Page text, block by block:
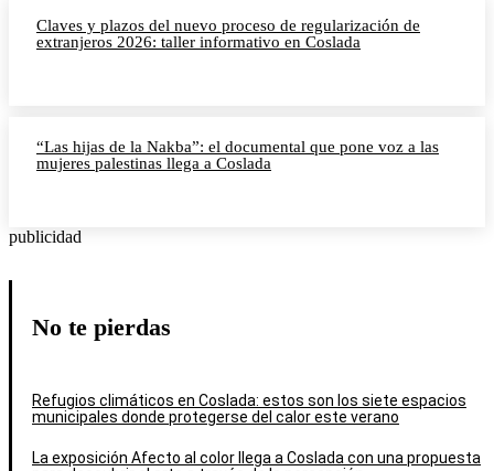
Claves y plazos del nuevo proceso de regularización de
extranjeros 2026: taller informativo en Coslada
“Las hijas de la Nakba”: el documental que pone voz a las
mujeres palestinas llega a Coslada
publicidad
No te pierdas
Refugios climáticos en Coslada: estos son los siete espacios
municipales donde protegerse del calor este verano
La exposición Afecto al color llega a Coslada con una propuesta